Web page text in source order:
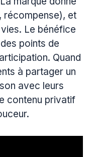
récompense), et
Le bénéfice
points de
Quand
à partager un
avec leurs
contenu privatif